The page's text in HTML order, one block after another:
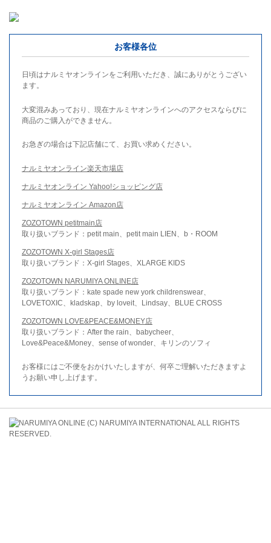
お客様各位
日頃はナルミヤオンラインをご利用いただき、誠にありがとうござい
ます。
大変混みあっており、現在ナルミヤオンラインへのアクセスならびに
商品のご購入ができません。
お急ぎの場合は下記店舗にて、お買い求めください。
ナルミヤオンライン楽天市場店
ナルミヤオンライン Yahoo!ショッピング店
ナルミヤオンライン Amazon店
ZOZOTOWN petitmain店
取り扱いブランド：petit main、petit main LIEN、b・ROOM
ZOZOTOWN X-girl Stages店
取り扱いブランド：X-girl Stages、XLARGE KIDS
ZOZOTOWN NARUMIYA ONLINE店
取り扱いブランド：kate spade new york childrenswear、
LOVETOXIC、kladskap、by loveit、Lindsay、BLUE CROSS
ZOZOTOWN LOVE&PEACE&MONEY店
取り扱いブランド：After the rain、babycheer、
Love&Peace&Money、sense of wonder、キリンのソフィ
お客様にはご不便をおかけいたしますが、何卒ご理解いただきますよ
うお願い申し上げます。